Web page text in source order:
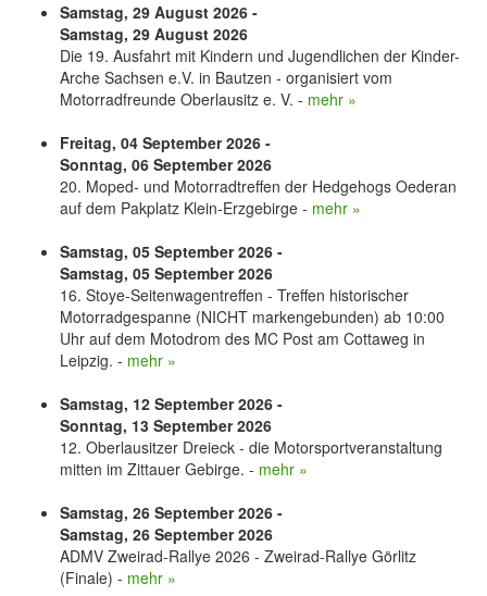
Samstag, 29 August 2026 -
Samstag, 29 August 2026
Die 19. Ausfahrt mit Kindern und Jugendlichen der Kinder-
Arche Sachsen e.V. in Bautzen - organisiert vom
Motorradfreunde Oberlausitz e. V. - mehr »
Freitag, 04 September 2026 -
Sonntag, 06 September 2026
20. Moped- und Motorradtreffen der Hedgehogs Oederan
auf dem Pakplatz Klein-Erzgebirge - mehr »
Samstag, 05 September 2026 -
Samstag, 05 September 2026
16. Stoye-Seitenwagentreffen - Treffen historischer
Motorradgespanne (NICHT markengebunden) ab 10:00
Uhr auf dem Motodrom des MC Post am Cottaweg in
Leipzig. - mehr »
Samstag, 12 September 2026 -
Sonntag, 13 September 2026
12. Oberlausitzer Dreieck - die Motorsportveranstaltung
mitten im Zittauer Gebirge. - mehr »
Samstag, 26 September 2026 -
Samstag, 26 September 2026
ADMV Zweirad-Rallye 2026 - Zweirad-Rallye Görlitz
(Finale) - mehr »